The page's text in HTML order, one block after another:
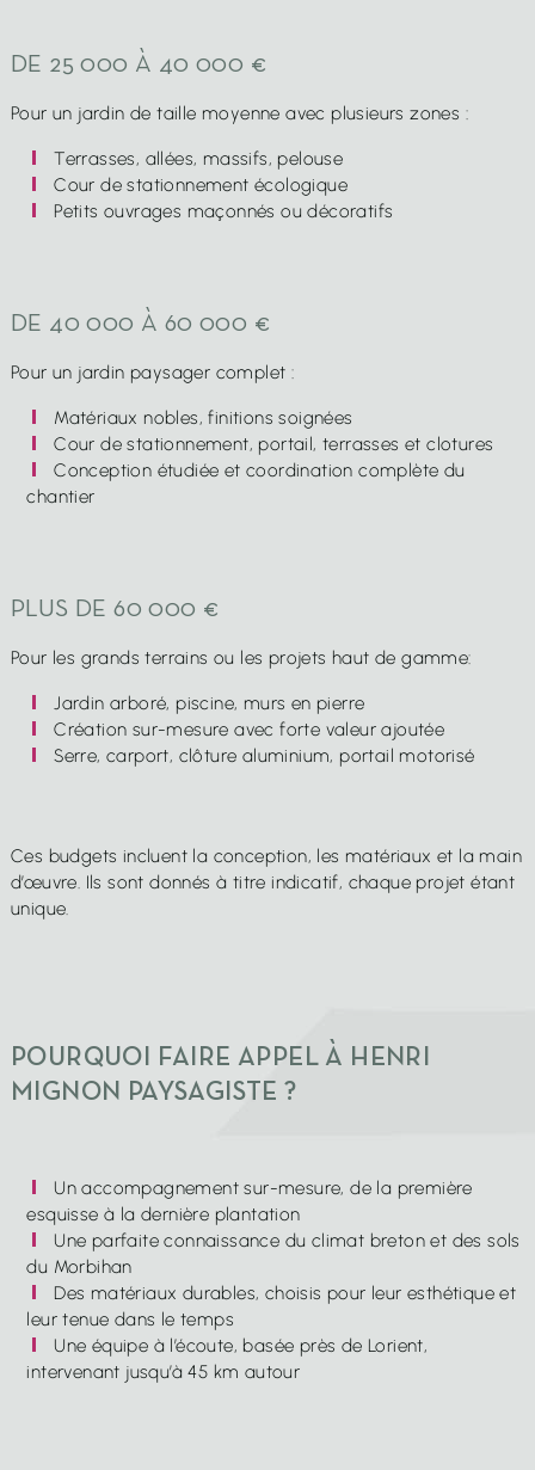
DE 25 000 À 40 000 €
Pour un jardin de taille moyenne avec plusieurs zones :
Terrasses, allées, massifs, pelouse
Cour de stationnement écologique
Petits ouvrages maçonnés ou décoratifs
DE 40 000 À 60 000 €
Pour un jardin paysager complet :
Matériaux nobles, finitions soignées
Cour de stationnement, portail, terrasses et clotures
Conception étudiée et coordination complète du
chantier
PLUS DE 60 000 €
Pour les grands terrains ou les projets haut de gamme:
Jardin arboré, piscine, murs en pierre
Création sur-mesure avec forte valeur ajoutée
Serre, carport, clôture aluminium, portail motorisé
Ces budgets incluent la conception, les matériaux et la main
d’œuvre. Ils sont donnés à titre indicatif, chaque projet étant
unique.
POURQUOI FAIRE APPEL À HENRI
MIGNON PAYSAGISTE ?
Un accompagnement sur-mesure, de la première
esquisse à la dernière plantation
Une parfaite connaissance du climat breton et des sols
du Morbihan
Des matériaux durables, choisis pour leur esthétique et
leur tenue dans le temps
Une équipe à l’écoute, basée près de Lorient,
intervenant jusqu’à 45 km autour